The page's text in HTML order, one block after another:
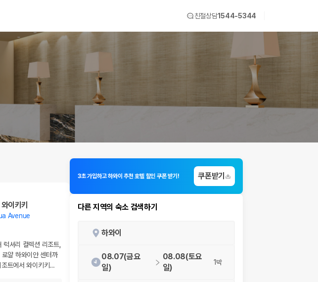
친절상담1544-5344
이키키
Avenue
셔리 컬렉션 리조트,
얄 하와이안 센터까
트에서 와이키키 …
3초 가입하고 하와이 추천 호텔 할인 쿠폰 받기! 쿠폰받기
다른 지역의 숙소 검색하기
하와이
08.07(금요
일)
08.08(토요
일)
1박